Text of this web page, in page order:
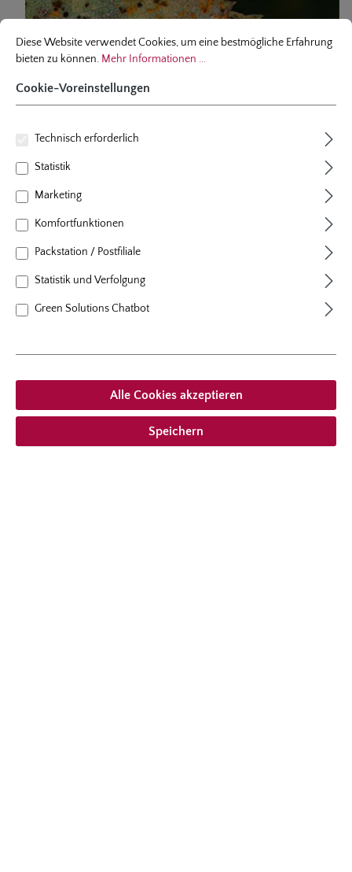
Krankheiten und Schädlinge: Maßnahmen zur
Vorbeugung und Bekämpfung
Help-o-mat® >
Cookie-Voreinstellungen
Diese Website verwendet Cookies, um eine bestmögliche Erfahrung
Diese Website verwendet Cookies, um eine bestmögliche Erfahrung
bieten zu können. Mehr Informationen ...
Cookie-Voreinstellungen
Technisch erforderlich
Statistik
Marketing
Komfortfunktionen
Packstation / Postfiliale
Statistik und Verfolgung
Green Solutions Chatbot
Alle Cookies akzeptieren
Speichern